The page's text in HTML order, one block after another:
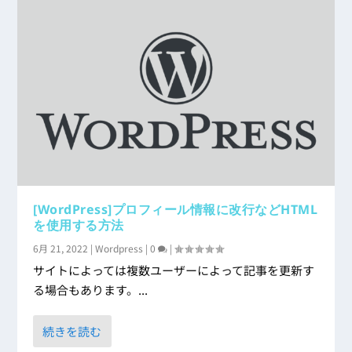
[WordPress]プロフィール情報に改行などHTML
を使用する方法
6月 21, 2022 |Wordpress |0 |
サイトによっては複数ユーザーによって記事を更新す
る場合もあります。...
続きを読む